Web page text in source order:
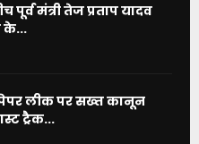
पूर्व मंत्री तेज प्रताप यादव
के...
पेपर लीक पर सख्त कानून
ट्रैक...